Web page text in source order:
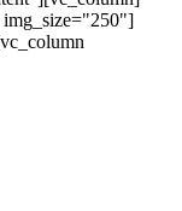
img_size="250"]